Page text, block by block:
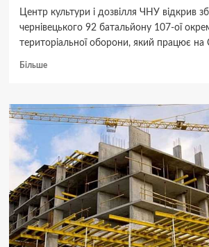
Центр культури і дозвілля ЧНУ відкрив
чернівецького 92 батальйону 107-ої
територіальної оборони, який працює на
БільшеДокладніше
буковинської
тероборони
збирають
кошти
ремонт
пікапів:
як
допомогти